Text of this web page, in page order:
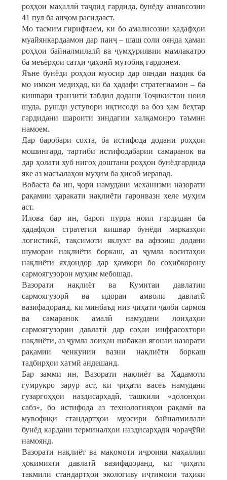
роҳҳои маҳаллӣ таҷдид гардида, бунёду азнавсозии
41 пул ба анҷом расидааст.
Мо тасмим гирифтаем, ки бо амалисозии ҳадафҳои
муайянкардаамон дар панҷ – шаш соли оянда ҳамаи
роҳҳои байналмилалӣ ва ҷумҳуриявии мамлакатро
ба меъёрҳои сатҳи ҷаҳонӣ мутобиқ гардонем.
Яъне бунёди роҳҳои муосир дар ояндаи наздик ба
мо имкон медиҳад, ки ба ҳадафи стратегиамон – ба
кишвари транзитӣ табдил додани Тоҷикистон ноил
шуда, рушди устувори иқтисодӣ ва боз ҳам беҳтар
гардидани шароити зиндагии халқамонро таъмин
намоем.
Дар баробари сохта, ба истифода додани роҳҳои
мошингард, тартиби истифодабарии самаранок ва
дар ҳолати хуб нигоҳ доштани роҳҳои бунёдгардида
яке аз масъалаҳои муҳим ба ҳисоб меравад.
Вобаста ба ин, ҷорӣ намудани механизми назорати
рақамии ҳаракати нақлиёти гаронвазн хеле муҳим
аст.
Илова бар ин, барои пурра ноил гардидан ба
ҳадафҳои стратегии кишвар бунёди марказҳои
логистикӣ, тақсимоти яклухт ва афзоиш додани
шумораи нақлиёти боркаш, аз ҷумла воситаҳои
нақлиёти яхдондор дар ҳамкорӣ бо соҳибкорону
сармоягузорон муҳим мебошад.
Вазорати нақлиёт ва Кумитаи давлатии
сармоягузорӣ ва идораи амволи давлатӣ
вазифадоранд, ки минбаъд низ ҷиҳати ҷалби сармоя
ва самаранок амалӣ намудани лоиҳаҳои
сармоягузории давлатӣ дар соҳаи инфрасохтори
нақлиётӣ, аз ҷумла лоиҳаи шабакаи ягонаи назорати
рақамии ченкунии вазни нақлиёти боркаш
тадбирҳои ҳатмӣ андешанд.
Бар замми ин, Вазорати нақлиёт ва Хадамоти
гумрукро зарур аст, ки ҷиҳати васеъ намудани
гузаргоҳҳои наздисарҳадӣ, ташкили «долонҳои
сабз», бо истифода аз технологияҳои рақамӣ ва
мувофиқи стандартҳои муосири байналмилалӣ
бунёд кардани терминалҳои наздисарҳадӣ чораҷӯйӣ
намоянд.
Вазорати нақлиёт ва мақомоти иҷроияи маҳаллии
ҳокимияти давлатӣ вазифадоранд, ки ҷиҳати
такмили стандартҳои экологиву иҷтимоии таҳияи